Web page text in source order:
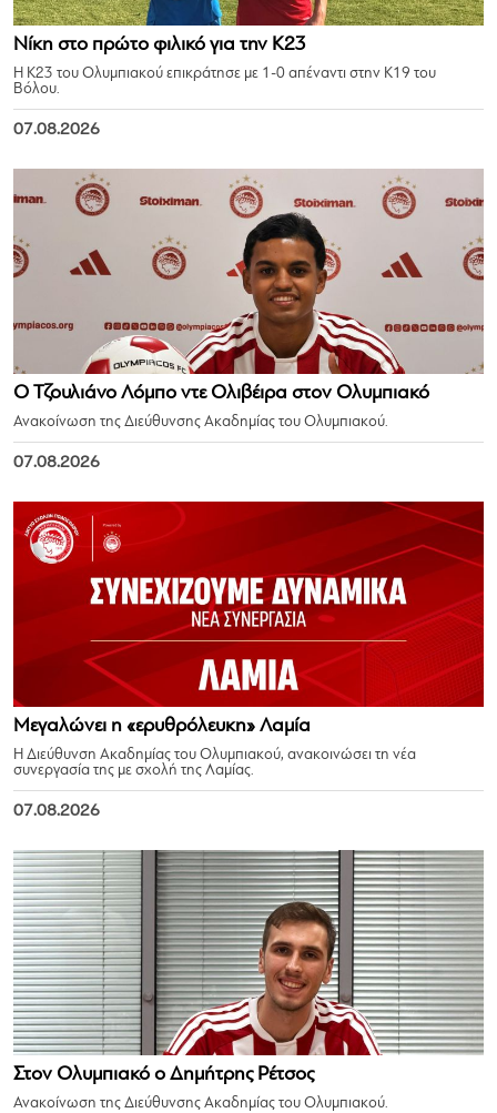
Νίκη στο πρώτο φιλικό για την Κ23
Η Κ23 του Ολυμπιακού επικράτησε με 1-0 απέναντι στην Κ19 του
Βόλου.
07.08.2026
Ο Τζουλιάνο Λόμπο ντε Ολιβέιρα στον Ολυμπιακό
Ανακοίνωση της Διεύθυνσης Ακαδημίας του Ολυμπιακού.
07.08.2026
Μεγαλώνει η «ερυθρόλευκη» Λαμία
Η Διεύθυνση Ακαδημίας του Ολυμπιακού, ανακοινώσει τη νέα
συνεργασία της με σχολή της Λαμίας.
07.08.2026
Στον Ολυμπιακό ο Δημήτρης Ρέτσος
Ανακοίνωση της Διεύθυνσης Ακαδημίας του Ολυμπιακού.